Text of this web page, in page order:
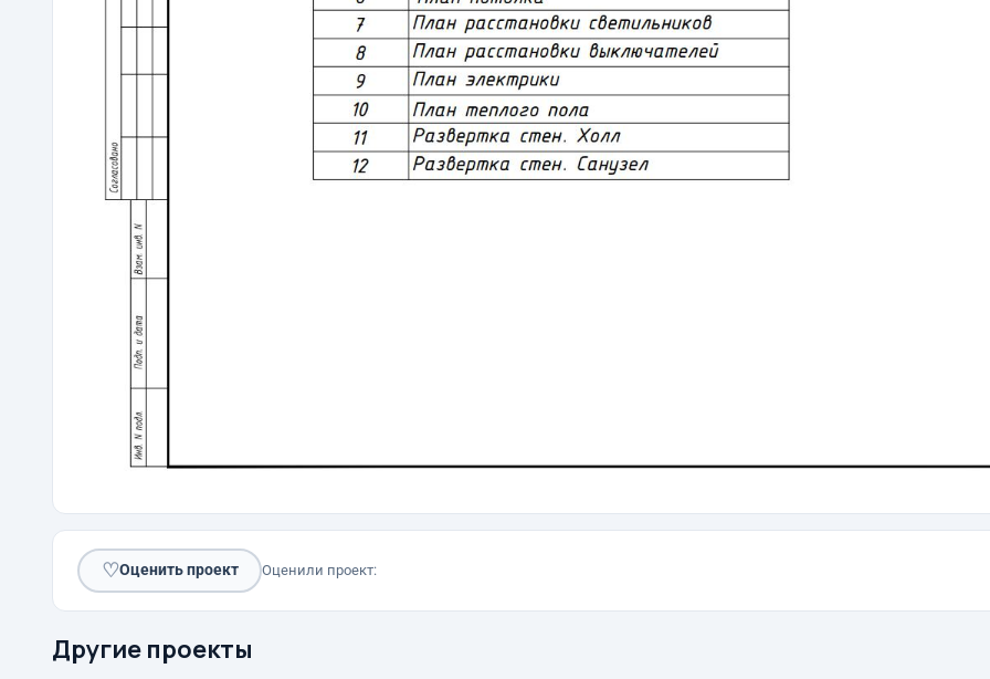
♡Оценить проект Оценили проект:
Другие проекты